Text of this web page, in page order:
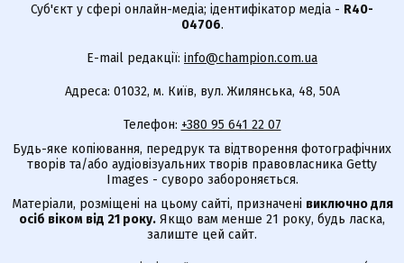
Суб'єкт у сфері онлайн-медіа; ідентифікатор медіа - R40-
04706.
E-mail редакції: info@champion.com.ua
Адреса: 01032, м. Київ, вул. Жилянська, 48, 50А
Телефон: +380 95 641 22 07
Будь-яке копіювання, передрук та відтворення фотографічних
творів та/або аудіовізуальних творів правовласника Getty
Images - суворо забороняється.
Матеріали, розміщені на цьому сайті, призначені виключно для
осіб віком від 21 року. Якщо вам менше 21 року, будь ласка,
залиште цей сайт.